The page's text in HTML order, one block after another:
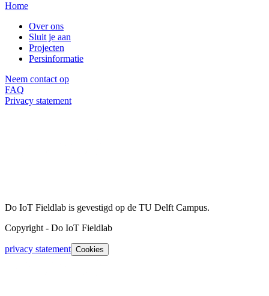
Home
Over ons
Sluit je aan
Projecten
Persinformatie
Neem contact op
FAQ
Privacy statement
Do IoT Fieldlab is gevestigd op de TU Delft Campus.
Copyright - Do IoT Fieldlab
privacy statement Cookies